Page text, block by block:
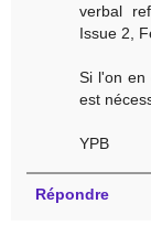
verbal
Issue 2,
Si l'on en
est
YPB
Répondre